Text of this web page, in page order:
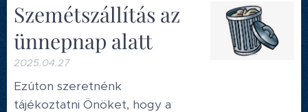
Szemétszállítás az
ünnepnap alatt
2025.04.27
Ezúton szeretnénk
tájékoztatni Önöket, hogy a